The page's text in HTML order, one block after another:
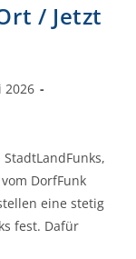
/ Jetzt
2026
DorfFunk
eine stetig
fest. Dafür